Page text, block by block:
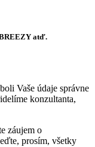
atď.
Vaše údaje správne
konzultanta,
záujem o
prosím, všetky